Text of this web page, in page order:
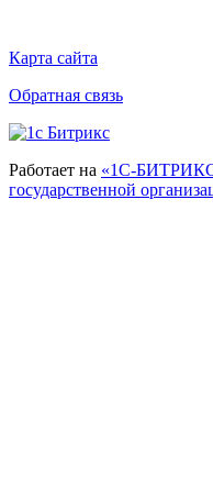
Карта сайта
Обратная связь
Работает на «1С-
государственной